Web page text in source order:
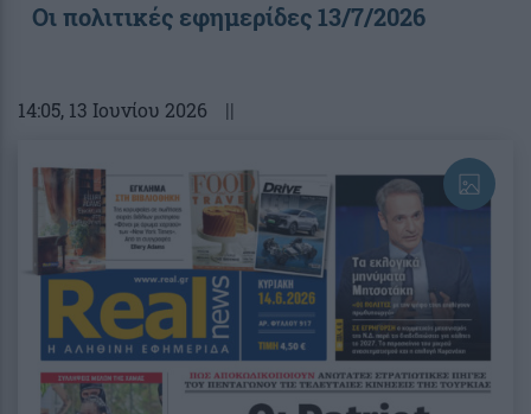
Οι πολιτικές εφημερίδες 13/7/2026
14:05, 13 Ιουνίου 2026 ||